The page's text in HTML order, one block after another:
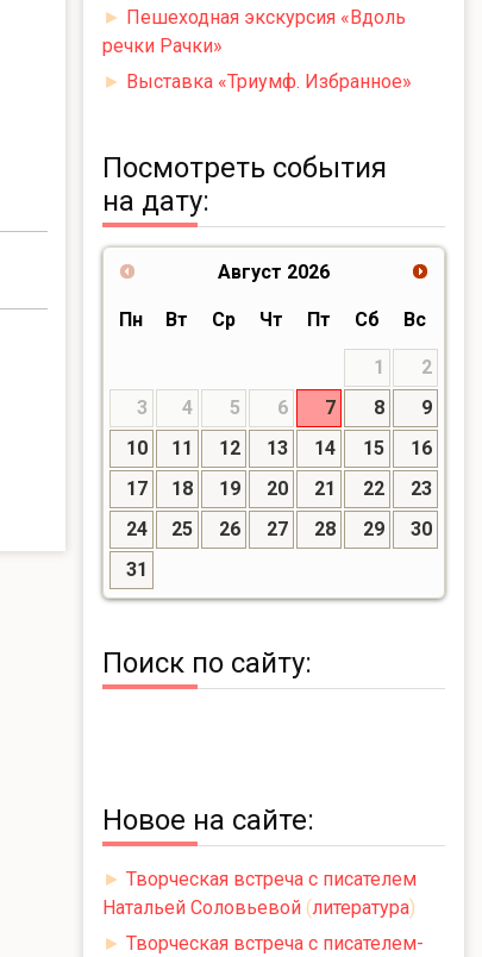
► Пешеходная экскурсия «Вдоль
речки Рачки»
► Выставка «Триумф. Избранное»
Посмотреть события
на дату:
Август 2026
Пн Вт Ср Чт Пт Сб Вс
1
2
3
4 5 6 7 8
9
10
11 12 13 14 15
16
17
18 19 20 21 22
23
24
25 26 27 28 29
30
31
Поиск по сайту:
Новое на сайте:
► Творческая встреча с писателем
Натальей Соловьевой (литература)
► Творческая встреча с писателем-